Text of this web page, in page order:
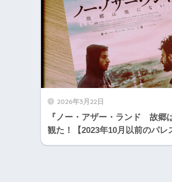
2026年3月22日
『ノー・アザー・ランド 故郷
観た！【2023年10月以前のパレ